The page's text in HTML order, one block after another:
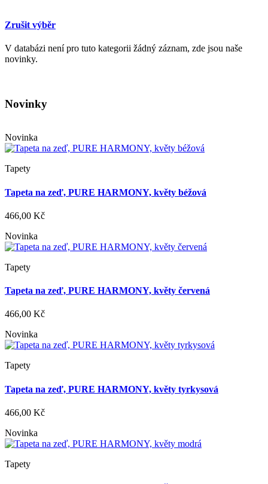
Zrušit výběr
V databázi není pro tuto kategorii žádný záznam, zde jsou naše
novinky.
Novinky
Novinka
Tapety
Tapeta na zeď, PURE HARMONY, květy béžová
466,00 Kč
Novinka
Tapety
Tapeta na zeď, PURE HARMONY, květy červená
466,00 Kč
Novinka
Tapety
Tapeta na zeď, PURE HARMONY, květy tyrkysová
466,00 Kč
Novinka
Tapety